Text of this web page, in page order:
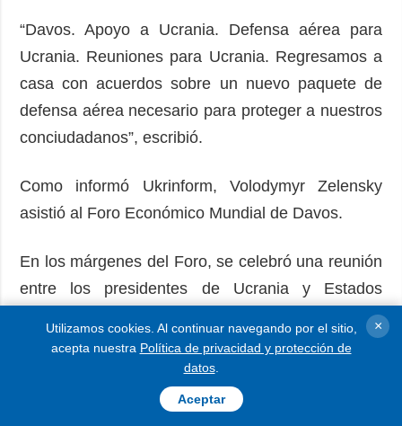
“Davos. Apoyo a Ucrania. Defensa aérea para
Ucrania. Reuniones para Ucrania. Regresamos a
casa con acuerdos sobre un nuevo paquete de
defensa aérea necesario para proteger a nuestros
conciudadanos”, escribió.
Como informó Ukrinform, Volodymyr Zelensky
asistió al Foro Económico Mundial de Davos.
En los márgenes del Foro, se celebró una reunión
entre los presidentes de Ucrania y Estados
Trump califica de "buena" la
reunión con Zelensky en Davos
Utilizamos cookies. Al continuar navegando por el sitio,
acepta nuestra Política de privacidad y protección de
datos.
Aceptar
×